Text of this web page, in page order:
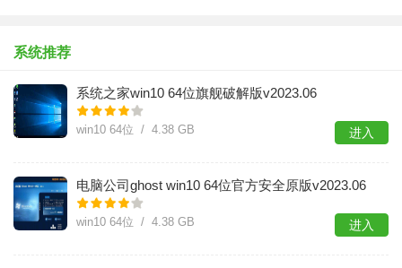
系统推荐
系统之家win10 64位旗舰破解版v2023.06
win10 64位 / 4.38 GB 进入
电脑公司ghost win10 64位官方安全原版v2023.06
win10 64位 / 4.38 GB 进入